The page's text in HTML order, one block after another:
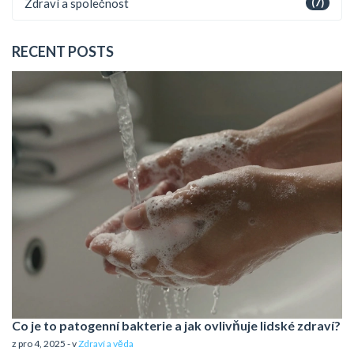
Zdraví a společnost
RECENT POSTS
Co je to patogenní bakterie a jak ovlivňuje lidské zdraví?
z pro 4, 2025 - vZdraví a věda